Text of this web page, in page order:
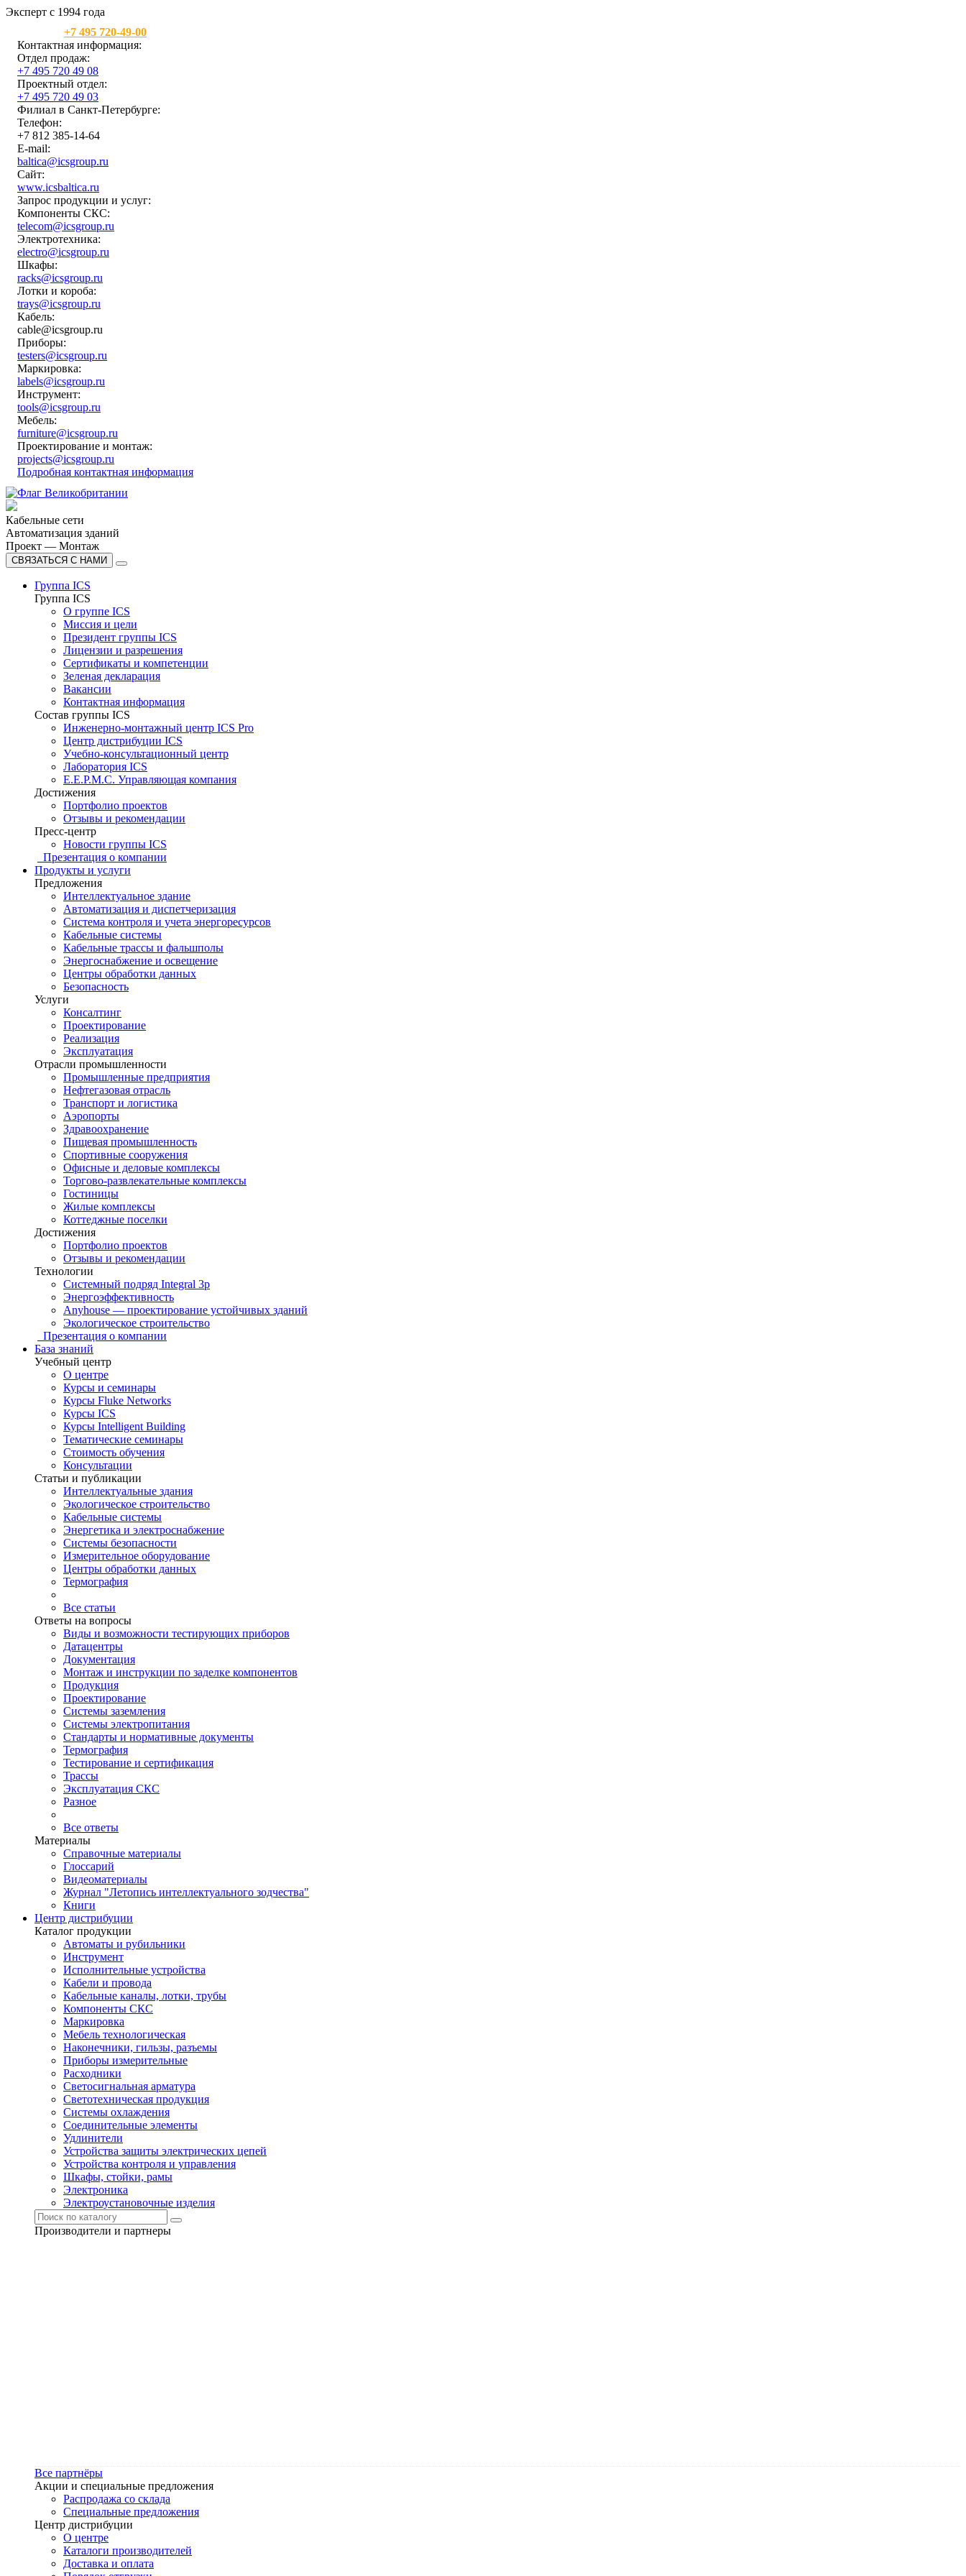
Эксперт с 1994 года
+7 495 720-49-00
Контактная информация:
Отдел продаж:
+7 495 720 49 08
Проектный отдел:
+7 495 720 49 03
Филиал в Санкт-Петербурге:
Телефон:
+7 812 385-14-64
E-mail:
baltica@icsgroup.ru
Сайт:
www.icsbaltica.ru
Запрос продукции и услуг:
Компоненты СКС:
telecom@icsgroup.ru
Электротехника:
electro@icsgroup.ru
Шкафы:
racks@icsgroup.ru
Лотки и короба:
trays@icsgroup.ru
Кабель:
cable@icsgroup.ru
Приборы:
testers@icsgroup.ru
Маркировка:
labels@icsgroup.ru
Инструмент:
tools@icsgroup.ru
Мебель:
furniture@icsgroup.ru
Проектирование и монтаж:
projects@icsgroup.ru
Подробная контактная информация
Кабельные сети
Автоматизация зданий
Проект — Монтаж
СВЯЗАТЬСЯ С НАМИ
Группа ICS
Группа ICS
О группе ICS
Миссия и цели
Президент группы ICS
Лицензии и разрешения
Сертификаты и компетенции
Зеленая декларация
Вакансии
Контактная информация
Состав группы ICS
Инженерно-монтажный центр ICS Pro
Центр дистрибуции ICS
Учебно-консультационный центр
Лаборатория ICS
E.E.P.M.C. Управляющая компания
Достижения
Портфолио проектов
Отзывы и рекомендации
Пресс-центр
Новости группы ICS
Презентация о компании
Продукты и услуги
Предложения
Интеллектуальное здание
Автоматизация и диспетчеризация
Система контроля и учета энергоресурсов
Кабельные системы
Кабельные трассы и фальшполы
Энергоснабжение и освещение
Центры обработки данных
Безопасность
Услуги
Консалтинг
Проектирование
Реализация
Эксплуатация
Отрасли промышленности
Промышленные предприятия
Нефтегазовая отрасль
Транспорт и логистика
Аэропорты
Здравоохранение
Пищевая промышленность
Спортивные сооружения
Офисные и деловые комплексы
Торгово-развлекательные комплексы
Гостиницы
Жилые комплексы
Коттеджные поселки
Достижения
Портфолио проектов
Отзывы и рекомендации
Технологии
Системный подряд Integral 3p
Энергоэффективность
Anyhouse — проектирование устойчивых зданий
Экологическое строительство
Презентация о компании
База знаний
Учебный центр
О центре
Курсы и семинары
Курсы Fluke Networks
Курсы ICS
Курсы Intelligent Building
Тематические семинары
Стоимость обучения
Консультации
Статьи и публикации
Интеллектуальные здания
Экологическое строительство
Кабельные системы
Энергетика и электроснабжение
Системы безопасности
Измерительное оборудование
Центры обработки данных
Термография
Все статьи
Ответы на вопросы
Виды и возможности тестирующих приборов
Датацентры
Документация
Монтаж и инструкции по заделке компонентов
Продукция
Проектирование
Системы заземления
Системы электропитания
Стандарты и нормативные документы
Термография
Тестирование и сертификация
Трассы
Эксплуатация СКС
Разное
Все ответы
Материалы
Справочные материалы
Глоссарий
Видеоматериалы
Журнал "Летопись интеллектуального зодчества"
Книги
Центр дистрибуции
Каталог продукции
Автоматы и рубильники
Инструмент
Исполнительные устройства
Кабели и провода
Кабельные каналы, лотки, трубы
Компоненты СКС
Маркировка
Мебель технологическая
Наконечники, гильзы, разъемы
Приборы измерительные
Расходники
Светосигнальная арматура
Светотехническая продукция
Системы охлаждения
Соединительные элементы
Удлинители
Устройства защиты электрических цепей
Устройства контроля и управления
Шкафы, стойки, рамы
Электроника
Электроустановочные изделия
Производители и партнеры
Все партнёры
Акции и специальные предложения
Распродажа со склада
Специальные предложения
Центр дистрибуции
О центре
Каталоги производителей
Доставка и оплата